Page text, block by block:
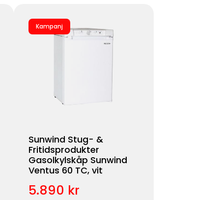
Kampanj
Sunwind Stug- &
Fritidsprodukter
Gasolkylskåp Sunwind
Ventus 60 TC, vit
5.890 kr